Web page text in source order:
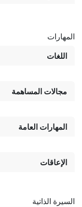
المهارات
اللغات
مجالات المساهمة
المهارات العامة
الإعاقات
السيرة الذاتية